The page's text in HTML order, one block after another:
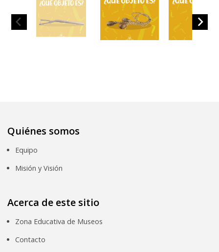
Quiénes somos
Equipo
Misión y Visión
Acerca de este sitio
Zona Educativa de Museos
Contacto